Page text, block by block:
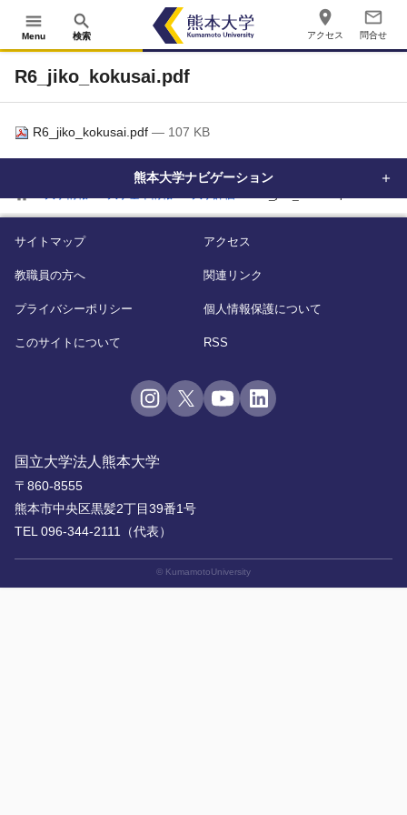
menu
Menu
search
検索
place
アクセス
mail_outline
問合せ
home
R6_jiko_kokusai.pdf
R6_jiko_kokusai.pdf — 107 KB
熊本大学ナビゲーション
国立大学法人熊本大学
〒860-8555
熊本市中央区黒髪2丁目39番1号
TEL 096-344-2111（代表）
サイトマップ アクセス
教職員の方へ 関連リンク
プライバシーポリシー 個人情報保護について
このサイトについて RSS
© KumamotoUniversity